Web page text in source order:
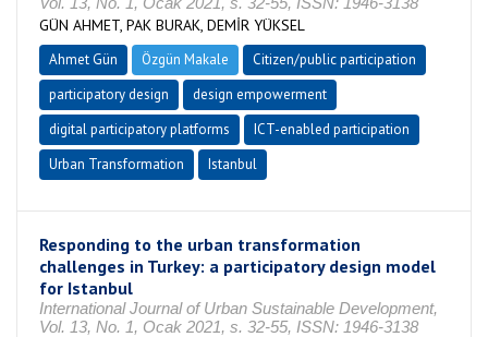
GÜN AHMET, PAK BURAK, DEMİR YÜKSEL
Ahmet Gün Özgün Makale
Citizen/public participation
participatory design
design empowerment
digital participatory platforms
ICT-enabled participation
Urban Transformation
Istanbul
Responding to the urban transformation
challenges in Turkey: a participatory design model
for Istanbul
International Journal of Urban Sustainable Development,
Vol. 13, No. 1, Ocak 2021, s. 32-55, ISSN: 1946-3138